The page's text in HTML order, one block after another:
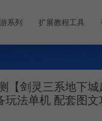
系列 扩展教程工具
【剑灵三系地下
玩法单机 配套图